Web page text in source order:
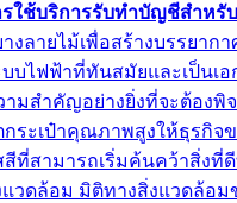
ใช้บริการรับทำบัญชีสำหรั
างลายไม้เพื่อสร้างบรรยา
บไฟฟ้าที่ทันสมัยและเป็นเ
มสำคัญอย่างยิ่งที่จะต้องพิ
กระเป๋าคุณภาพสูงให้ธุรกิจ
สีที่สามารถเริ่มค้นคว้าสิ่ง
วดล้อม มิติทางสิ่งแวดล้อม